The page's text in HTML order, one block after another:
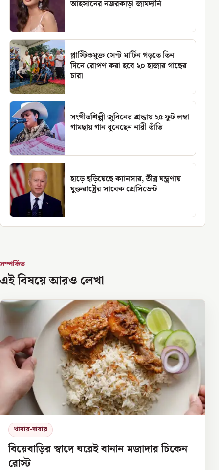
আহসানের নজরকাড়া জামদানি
প্লাস্টিকমুক্ত সেন্ট মার্টিন গড়তে তিন
দিনে রোপণ করা হবে ২০ হাজার গাছের
চারা
সংগীতশিল্পী জুবিনের শ্রদ্ধায় ২৫ ফুট লম্বা
গামছায় গান বুনেছেন নারী তাঁতি
হাড়ে ছড়িয়েছে ক্যানসার, তীব্র যন্ত্রণায়
যুক্তরাষ্ট্রের সাবেক প্রেসিডেন্ট
সম্পর্কিত
এই বিষয়ে আরও লেখা
খাবার-দাবার
বিয়েবাড়ির স্বাদে ঘরেই বানান মজাদার চিকেন
রোস্ট